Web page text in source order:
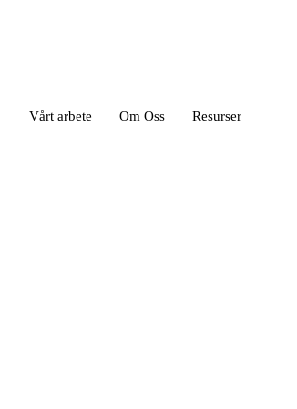
Vårt arbete Om Oss Resurser